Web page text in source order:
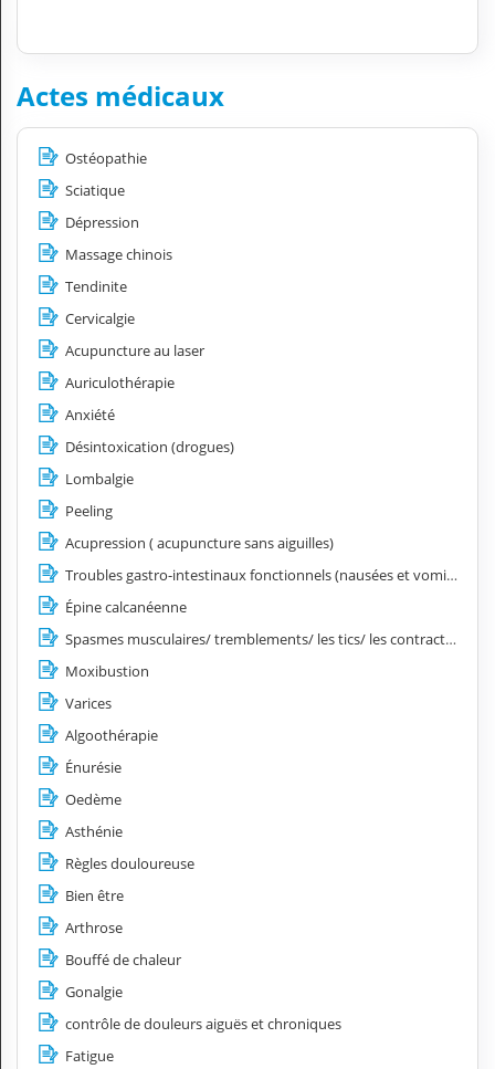
Actes médicaux
Ostéopathie
Sciatique
Dépression
Massage chinois
Tendinite
Cervicalgie
Acupuncture au laser
Auriculothérapie
Anxiété
Désintoxication (drogues)
Lombalgie
Peeling
Acupression ( acupuncture sans aiguilles)
Troubles gastro-intestinaux fonctionnels (nausées et vomissements, spasmes œsophagiens, hyperacidité, côlon irritable)
Épine calcanéenne
Spasmes musculaires/ tremblements/ les tics/ les contractures
Moxibustion
Varices
Algoothérapie
Énurésie
Oedème
Asthénie
Règles douloureuse
Bien être
Arthrose
Bouffé de chaleur
Gonalgie
contrôle de douleurs aiguës et chroniques
Fatigue